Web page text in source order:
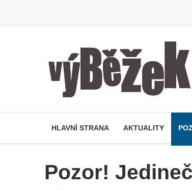
HLAVNÍ STRANA AKTUALITY
Pozor!